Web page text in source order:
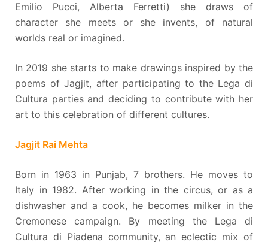
Emilio Pucci, Alberta Ferretti) she draws of
character she meets or she invents, of natural
worlds real or imagined.
In 2019 she starts to make drawings inspired by the
poems of Jagjit, after participating to the Lega di
Cultura parties and deciding to contribute with her
art to this celebration of different cultures.
Jagjit Rai Mehta
Born in 1963 in Punjab, 7 brothers. He moves to
Italy in 1982. After working in the circus, or as a
dishwasher and a cook, he becomes milker in the
Cremonese campaign. By meeting the Lega di
Cultura di Piadena community, an eclectic mix of